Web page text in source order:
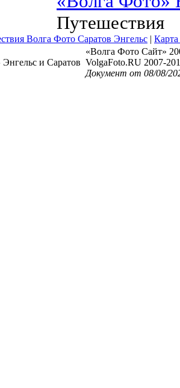
Путешествия
Волга Фото Саратов Энгельс | Карта
Энгельс и Саратов
«Волга Фото Сайт»
VolgaFoto.RU 2007-
Документ от 08/08/